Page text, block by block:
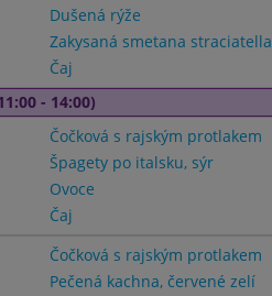
Dušená rýže
Zakysaná smetana straciatella
Čaj
- 14:00)
Čočková s rajským protlakem
Špagety po italsku, sýr
Ovoce
Čaj
Čočková s rajským protlakem
Pečená kachna, červené zelí